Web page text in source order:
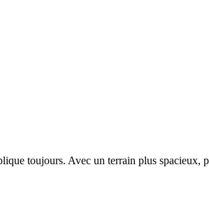
toujours. Avec un terrain plus spacieux,